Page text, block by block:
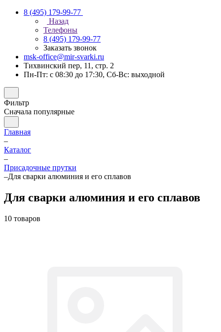
8 (495) 179-99-77
Назад
Телефоны
8 (495) 179-99-77
Заказать звонок
msk-office@mir-svarki.ru
Тихвинский пер, 11, стр. 2
Пн-Пт: с 08:30 до 17:30, Сб-Вс: выходной
Фильтр
Сначала популярные
Главная
–
Каталог
–
Присадочные прутки
–Для сварки алюминия и его сплавов
Для сварки алюминия и его сплавов
10 товаров